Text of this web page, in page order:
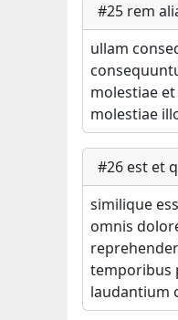
#25 rem
ullam
molestiae
molestiae
#26 est et
similique
omnis
temporibus
laudantium